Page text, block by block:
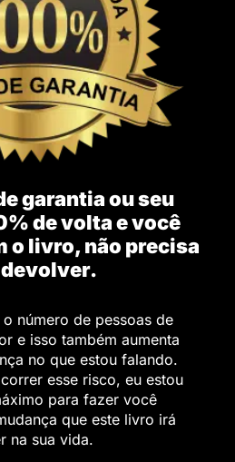
garantia ou seu
de volta e você
o livro, não precisa
devolver.
número de pessoas de
e isso também aumenta
no que estou falando.
esse risco, eu estou
para fazer você
que este livro irá
na sua vida.